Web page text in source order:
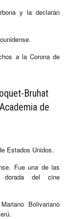
y la declaran
a la Corona de
Bruhat
de
Estados Unidos.
Fue una de las
dorada del cine
Bolivariano